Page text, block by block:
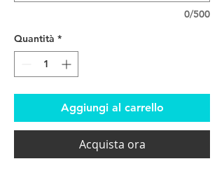
0/500
Quantità *
Aggiungi al carrello
Acquista ora